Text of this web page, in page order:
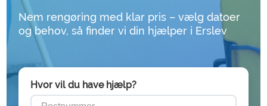
Nem rengøring med klar pris – vælg datoer
og behov, så finder vi din hjælper i Erslev
Hvor vil du have hjælp?